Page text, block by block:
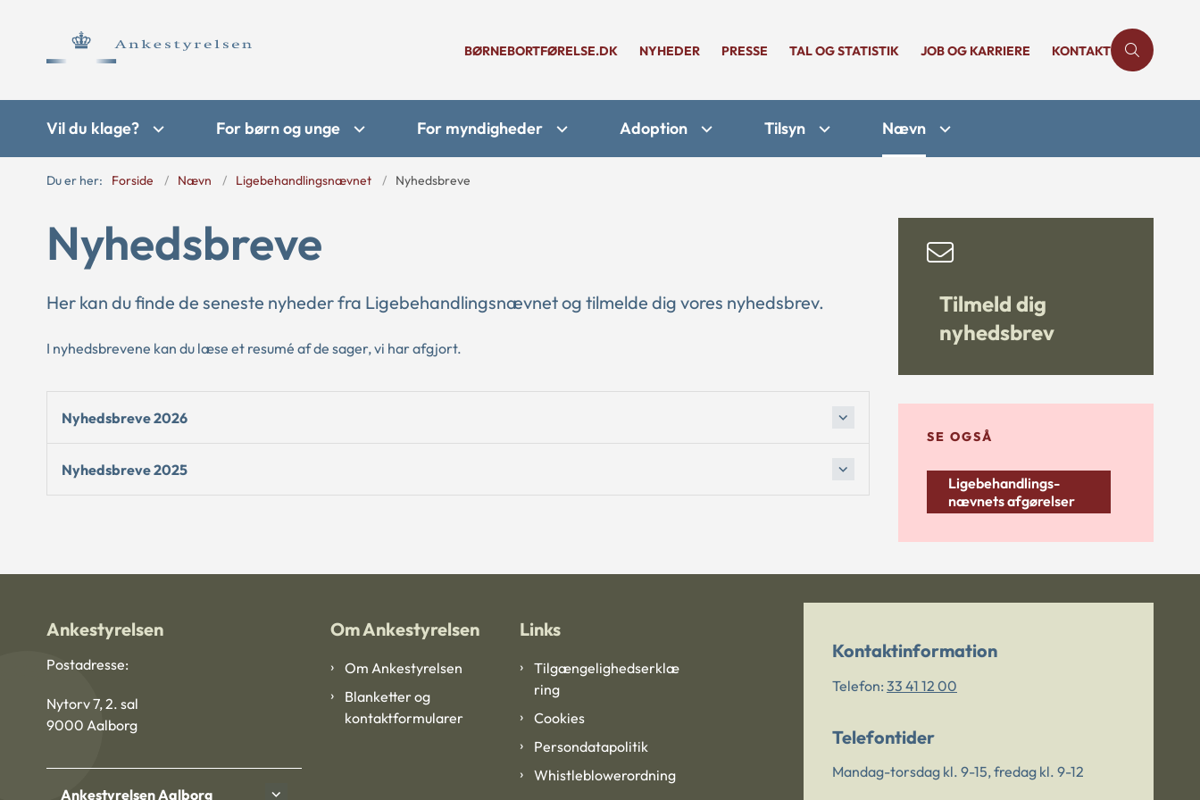
BØRNEBORTFØRELSE.DK NYHEDER PRESSE TAL OG STATISTIK JOB OG KARRIERE KONTAKT
Vil du klage? For børn og unge For myndigheder Adoption Tilsyn Nævn
Du er her: Forside Nævn Ligebehandlingsnævnet Nyhedsbreve
Nyhedsbreve
Her kan du finde de seneste nyheder fra Ligebehandlingsnævnet og tilmelde dig vores nyhedsbrev.
I nyhedsbrevene kan du læse et resumé af de sager, vi har afgjort.
Nyhedsbreve 2026
Nyhedsbreve 2025
Tilmeld dig
nyhedsbrev
SE OGSÅ
Ligebehandlings-
nævnets afgørelser
Ankestyrelsen
Postadresse:
Nytorv 7, 2. sal
9000 Aalborg
Ankestyrelsen Aalborg
Om Ankestyrelsen
Om Ankestyrelsen
Blanketter og
kontaktformularer
Links
Tilgængelighedserklæ
ring
Cookies
Persondatapolitik
Whistleblowerordning
Kontaktinformation
Telefon: 33 41 12 00
Telefontider
Mandag-torsdag kl. 9-15, fredag kl. 9-12